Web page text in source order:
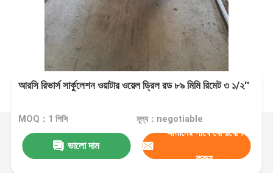
আরসি রিভার্স সার্কুলেশন ওয়াটার ওয়েল ড্রিল রড ৮৯ মিমি রিমেট ৩ ১/২''
MOQ：1 পিসি মূল্য：negotiable
ভালো দাম
আমাদের সাথে যোগাযোগ
করুন